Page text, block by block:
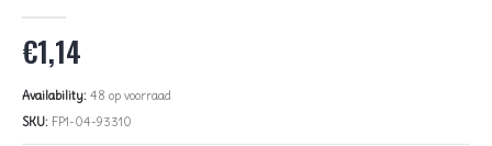
€1,14
Availability: 48 op voorraad
SKU: FP1-04-93310